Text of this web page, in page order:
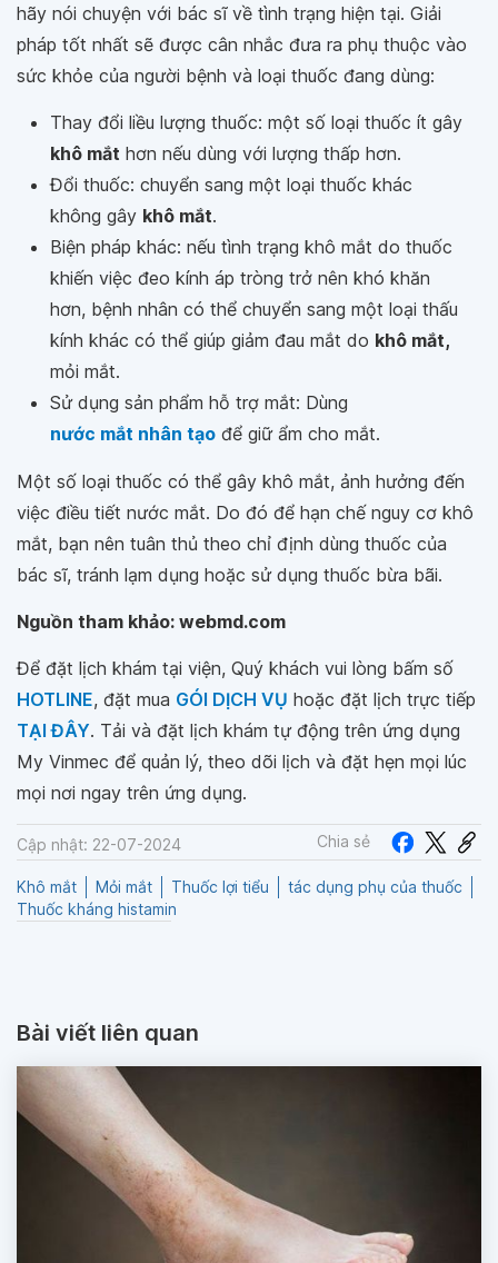
hãy nói chuyện với bác sĩ về tình trạng hiện tại. Giải
pháp tốt nhất sẽ được cân nhắc đưa ra phụ thuộc vào
sức khỏe của người bệnh và loại thuốc đang dùng:
Thay đổi liều lượng thuốc: một số loại thuốc ít gây
khô mắt hơn nếu dùng với lượng thấp hơn.
Đổi thuốc: chuyển sang một loại thuốc khác
không gây khô mắt.
Biện pháp khác: nếu tình trạng khô mắt do thuốc
khiến việc đeo kính áp tròng trở nên khó khăn
hơn, bệnh nhân có thể chuyển sang một loại thấu
kính khác có thể giúp giảm đau mắt do khô mắt,
mỏi mắt.
Sử dụng sản phẩm hỗ trợ mắt: Dùng
nước mắt nhân tạo để giữ ẩm cho mắt.
Một số loại thuốc có thể gây khô mắt, ảnh hưởng đến
việc điều tiết nước mắt. Do đó để hạn chế nguy cơ khô
mắt, bạn nên tuân thủ theo chỉ định dùng thuốc của
bác sĩ, tránh lạm dụng hoặc sử dụng thuốc bừa bãi.
Nguồn tham khảo: webmd.com
Để đặt lịch khám tại viện, Quý khách vui lòng bấm số
HOTLINE, đặt mua GÓI DỊCH VỤ hoặc đặt lịch trực tiếp
TẠI ĐÂY. Tải và đặt lịch khám tự động trên ứng dụng
My Vinmec để quản lý, theo dõi lịch và đặt hẹn mọi lúc
mọi nơi ngay trên ứng dụng.
Cập nhật: 22-07-2024 Chia sẻ
Khô mắt Mỏi mắt Thuốc lợi tiểu
tác dụng phụ của thuốc
Thuốc kháng histamin
Bài viết liên quan